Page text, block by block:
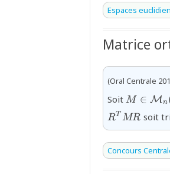
Espaces
Matrice
(Oral Centrale
Soit M ∈ Mn
RT MR soit
Concours